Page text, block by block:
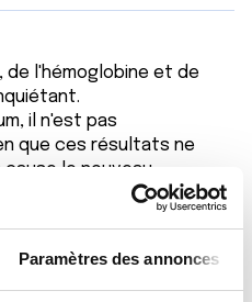
Paramètres des annonces
de l'hémoglobine et de
il n'est pas
que ces résultats ne
le nouveau